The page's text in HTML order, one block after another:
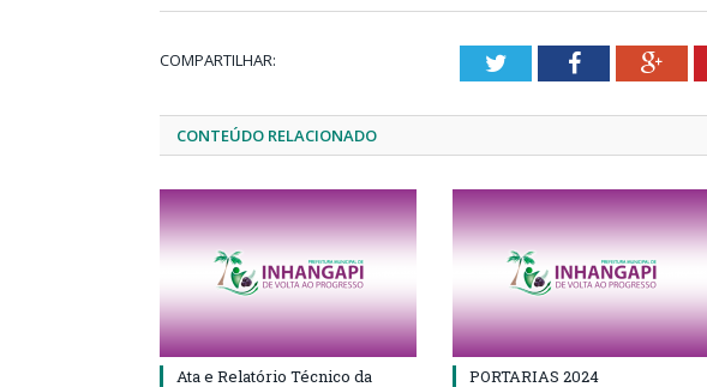
COMPARTILHAR: TwitterFacebook
CONTEÚDO RELACIONADO
Ata e Relatório Técnico da
PORTARIAS 2024